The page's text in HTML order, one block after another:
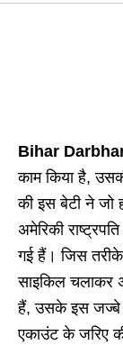
Bihar
काम किया है,
की इस बेटी ने जो
अमेरिकी
गई हैं। जिस तरीके
साइकिल चलाकर
हैं, उसके इस जज्बे
एकाउंट के जरिए